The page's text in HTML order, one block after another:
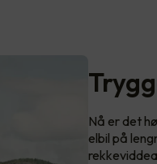
Nå er det
elbil på